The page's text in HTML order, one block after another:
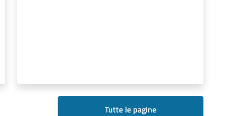
Tutte le pagine